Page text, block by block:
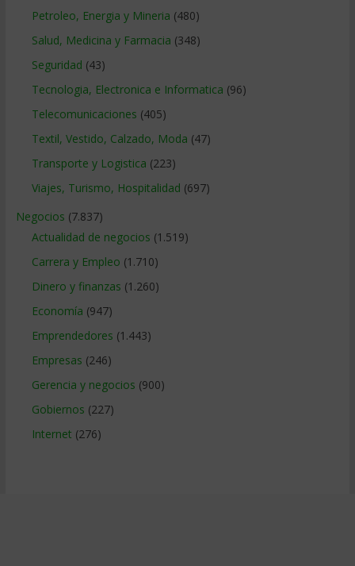
Petroleo, Energia y Mineria (480)
Salud, Medicina y Farmacia (348)
Seguridad (43)
Tecnologia, Electronica e Informatica (96)
Telecomunicaciones (405)
Textil, Vestido, Calzado, Moda (47)
Transporte y Logistica (223)
Viajes, Turismo, Hospitalidad (697)
Negocios (7.837)
Actualidad de negocios (1.519)
Carrera y Empleo (1.710)
Dinero y finanzas (1.260)
Economía (947)
Emprendedores (1.443)
Empresas (246)
Gerencia y negocios (900)
Gobiernos (227)
Internet (276)